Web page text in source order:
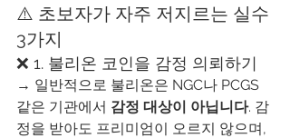
⚠️ 초보자가 자주 저지르는 실수
3가지
❌ 1. 불리온 코인을 감정 의뢰하기
→ 일반적으로 불리온은 NGC나 PCGS
같은 기관에서 감정 대상이 아닙니다. 감
정을 받아도 프리미엄이 오르지 않으며,